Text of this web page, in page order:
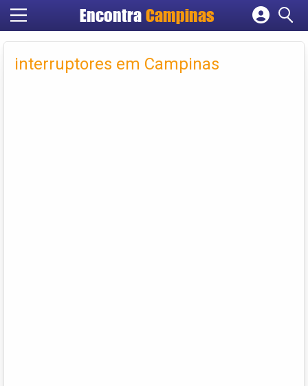
Encontra Campinas
Cadastrar empresa
Criar conta
interruptores em Campinas